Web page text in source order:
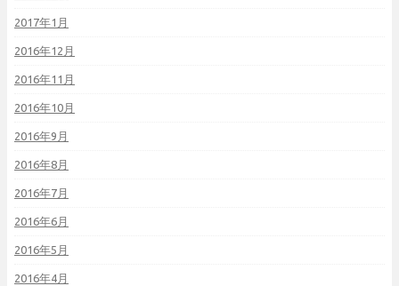
2017年1月
2016年12月
2016年11月
2016年10月
2016年9月
2016年8月
2016年7月
2016年6月
2016年5月
2016年4月